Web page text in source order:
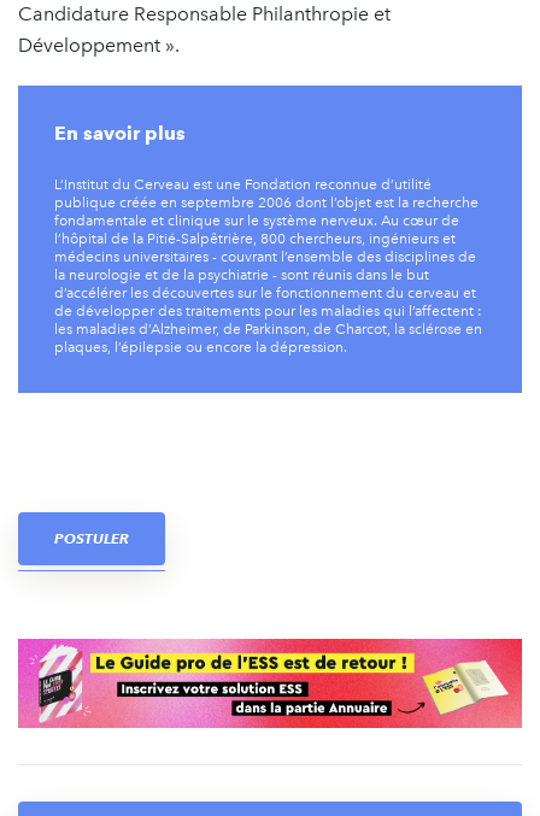
Candidature Responsable Philanthropie et
Développement ».
En savoir plus
L’Institut du Cerveau est une Fondation reconnue d’utilité
publique créée en septembre 2006 dont l’objet est la recherche
fondamentale et clinique sur le système nerveux. Au cœur de
l’hôpital de la Pitié-Salpêtrière, 800 chercheurs, ingénieurs et
médecins universitaires - couvrant l’ensemble des disciplines de
la neurologie et de la psychiatrie - sont réunis dans le but
d’accélérer les découvertes sur le fonctionnement du cerveau et
de développer des traitements pour les maladies qui l’affectent :
les maladies d’Alzheimer, de Parkinson, de Charcot, la sclérose en
plaques, l’épilepsie ou encore la dépression.
POSTULER